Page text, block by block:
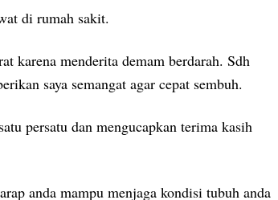
di rumah sakit.
karena menderita demam berdarah. Sdh
saya semangat agar cepat sembuh.
persatu dan mengucapkan terima kasih
anda mampu menjaga kondisi tubuh anda